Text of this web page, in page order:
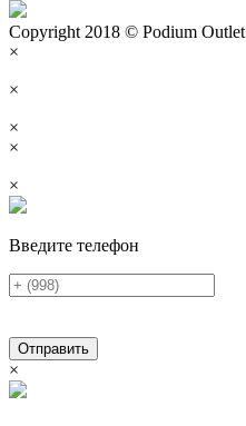
Copyright 2018 © Podium Outlet
×
×
×
×
×
Введите телефон
Отправить
×